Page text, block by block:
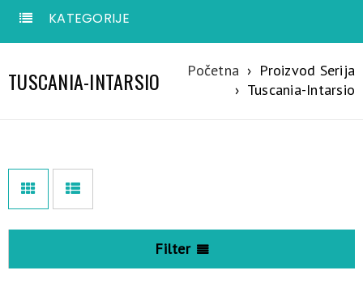
KATEGORIJE
TUSCANIA-INTARSIO Početna › Proizvod Serija
› Tuscania-Intarsio
Filter